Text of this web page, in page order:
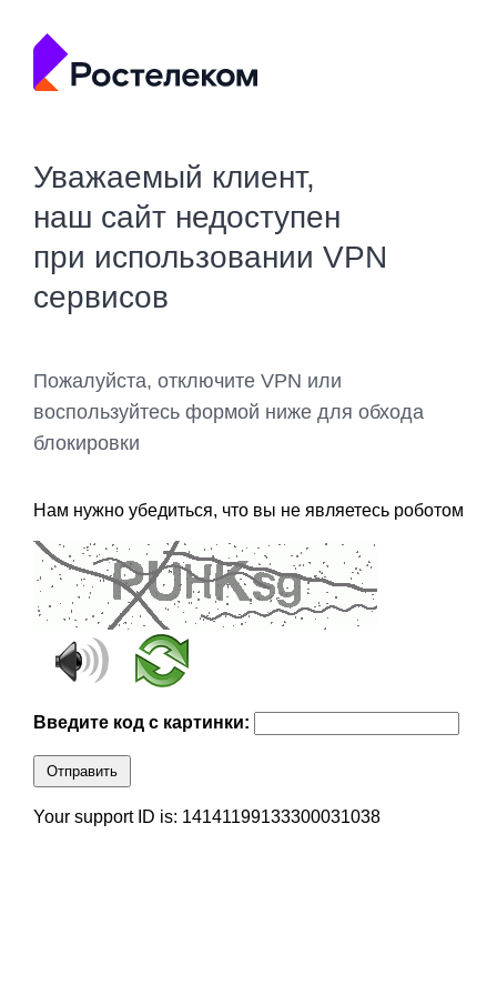
Уважаемый клиент,
наш сайт недоступен
при использовании VPN
сервисов
Пожалуйста, отключите VPN или
воспользуйтесь формой ниже для обхода
блокировки
Нам нужно убедиться, что вы не являетесь роботом
Введите код с картинки:
Отправить
Your support ID is: 14141199133300031038